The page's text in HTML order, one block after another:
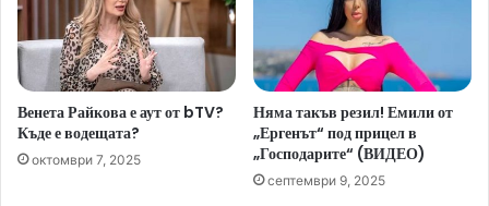
Венета Райкова е аут от bTV?
Къде е водещата?
октомври 7, 2025
Няма такъв резил! Емили от
„Ергенът“ под прицел в
„Господарите“ (ВИДЕО)
септември 9, 2025